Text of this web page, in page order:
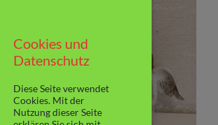
Cookies und
Datenschutz
Diese Seite verwendet
Cookies. Mit der
Nutzung dieser Seite